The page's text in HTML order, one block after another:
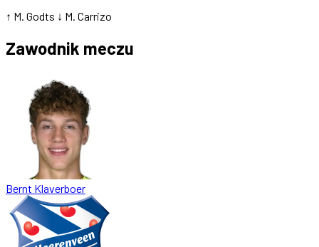
↑ M. Godts ↓ M. Carrizo
Zawodnik meczu
Bernt Klaverboer